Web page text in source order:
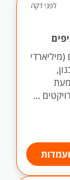
לפני דקה
...